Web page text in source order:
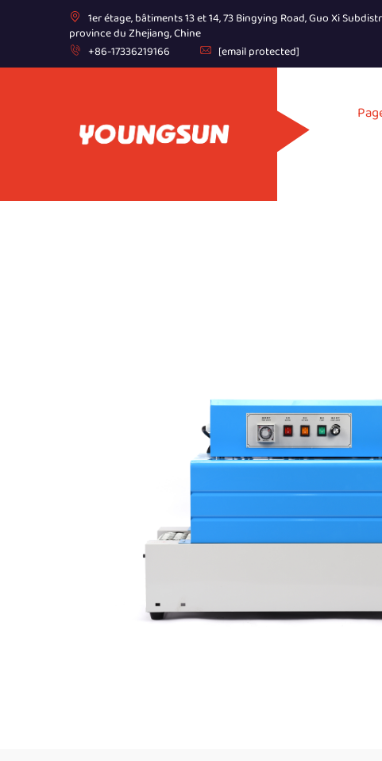
1er étage, bâtiments 13 et 14, 73 Bingying Road, Guo Xi
province du Zhejiang, Chine
+86-17336219166
[email protected]